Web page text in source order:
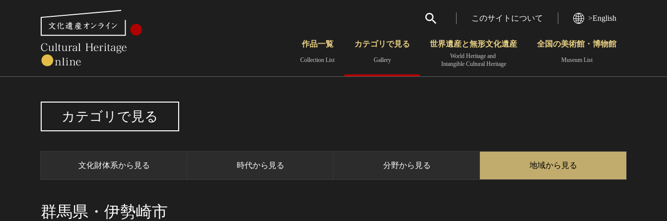
さらに詳細検索
このサイトについて >English
作品一覧
Collection List
カテゴリで見る
Gallery
世界遺産と無形文化遺産
World Heritage and
Intangible Cultural Heritage
全国の美術館・博物館
Museum List
カテゴリで見る
文化財体系から見る 時代から見る 分野から見る 地域から見る
群馬県・伊勢崎市